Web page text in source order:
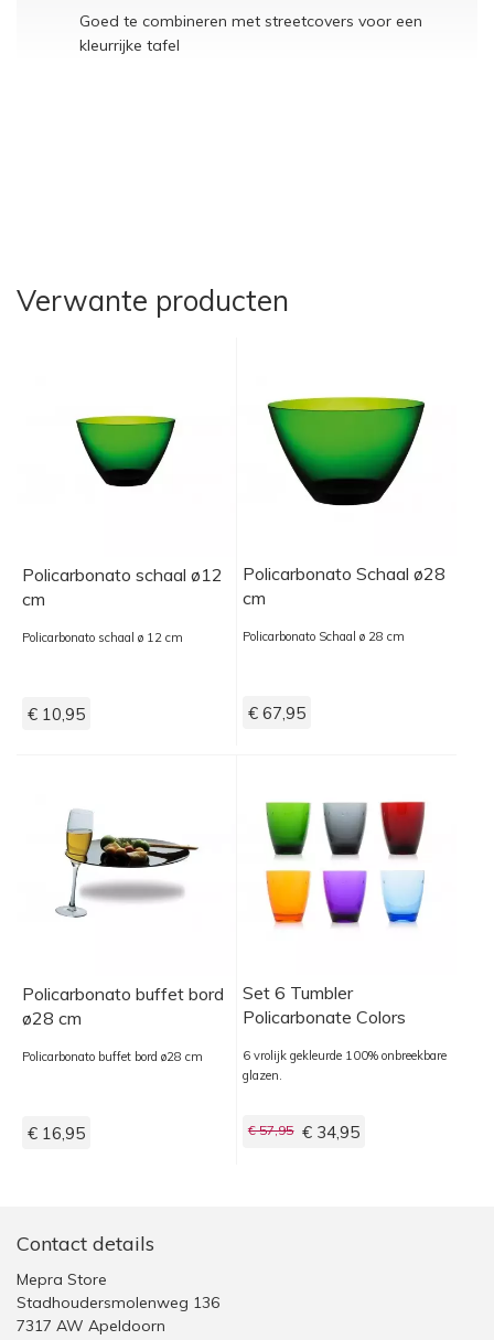
Goed te combineren met streetcovers voor een
kleurrijke tafel
Verwante producten
Policarbonato schaal ø12
cm
Policarbonato schaal ø 12 cm
€ 10,95
Policarbonato Schaal ø28
cm
Policarbonato Schaal ø 28 cm
€ 67,95
Policarbonato buffet bord
ø28 cm
Policarbonato buffet bord ø28 cm
€ 16,95
Set 6 Tumbler
Policarbonate Colors
6 vrolijk gekleurde 100% onbreekbare
glazen.
€ 57,95 € 34,95
Contact details
Mepra Store
Stadhoudersmolenweg 136
7317 AW Apeldoorn